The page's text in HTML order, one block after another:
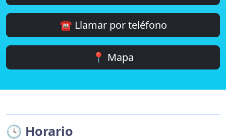
☎️ Llamar por teléfono
📍 Mapa
🕓 Horario